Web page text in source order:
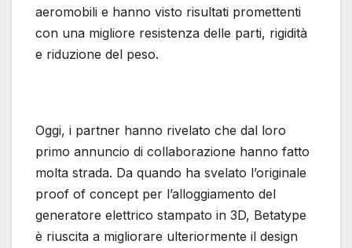
aeromobili e hanno visto risultati promettenti
con una migliore resistenza delle parti, rigidità
e riduzione del peso.
Oggi, i partner hanno rivelato che dal loro
primo annuncio di collaborazione hanno fatto
molta strada. Da quando ha svelato l’originale
proof of concept per l’alloggiamento del
generatore elettrico stampato in 3D, Betatype
è riuscita a migliorare ulteriormente il design